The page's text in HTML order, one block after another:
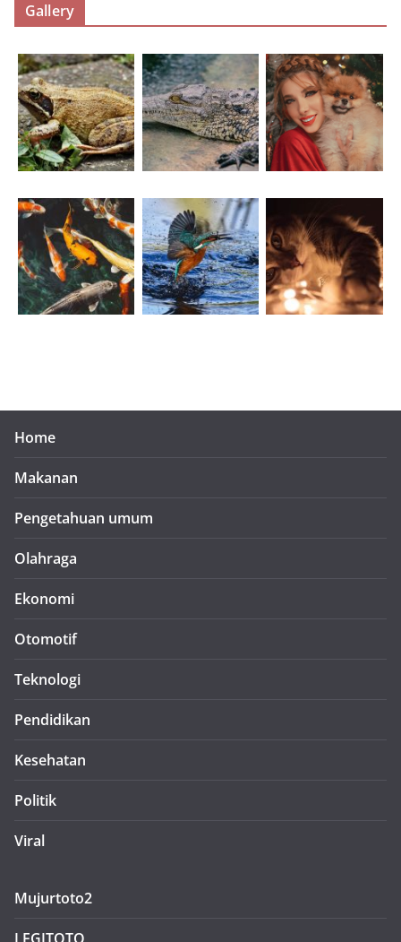
Gallery
Home
Makanan
Pengetahuan umum
Olahraga
Ekonomi
Otomotif
Teknologi
Pendidikan
Kesehatan
Politik
Viral
Mujurtoto2